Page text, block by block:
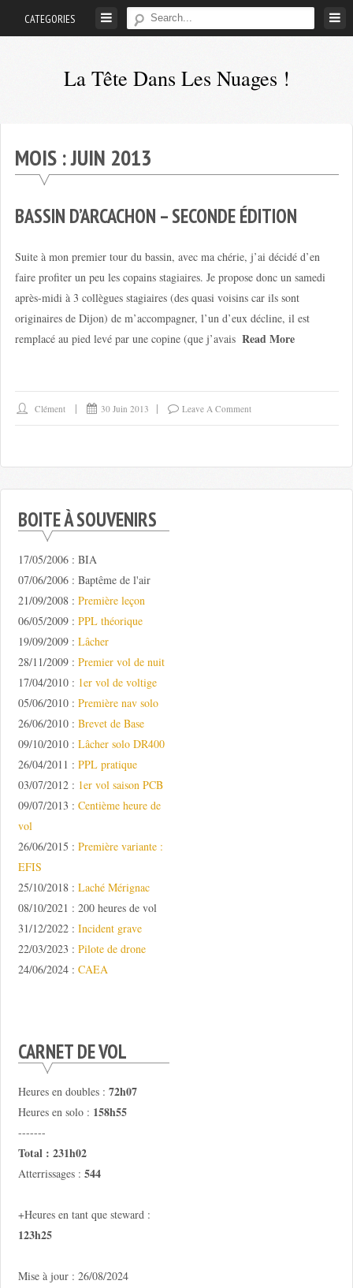
CATEGORIES
La Tête Dans Les Nuages !
petit
;-)
MOIS :JUIN 2013
BASSIN D’ARCACHON – SECONDE ÉDITION
Suite à mon premier tour du bassin, avec ma chérie, j’ai décidé d’en
faire profiter un peu les copains stagiaires. Je propose donc un samedi
après-midi à 3 collègues stagiaires (des quasi voisins car ils sont
originaires de Dijon) de m’accompagner, l’un d’eux décline, il est
remplacé au pied levé par une copine (que j’avais Read More
Clément 30 Juin 2013 Leave A Comment
BOITE À SOUVENIRS
17/05/2006 : BIA
07/06/2006 : Baptême de l'air
21/09/2008 : Première leçon
06/05/2009 : PPL théorique
19/09/2009 : Lâcher
28/11/2009 : Premier vol de nuit
17/04/2010 : 1er vol de voltige
05/06/2010 : Première nav solo
26/06/2010 : Brevet de Base
09/10/2010 : Lâcher solo DR400
26/04/2011 : PPL pratique
03/07/2012 : 1er vol saison PCB
09/07/2013 : Centième heure de
vol
26/06/2015 : Première variante :
EFIS
25/10/2018 : Laché Mérignac
08/10/2021 : 200 heures de vol
31/12/2022 : Incident grave
22/03/2023 : Pilote de drone
24/06/2024 : CAEA
CARNET DE VOL
Heures en doubles : 72h07
Heures en solo : 158h55
-------
Total : 231h02
Atterrissages : 544
+Heures en tant que steward :
123h25
Mise à jour : 26/08/2024